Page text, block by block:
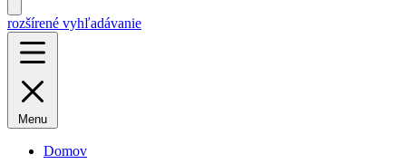
rozšírené vyhľadávanie
Menu
Domov